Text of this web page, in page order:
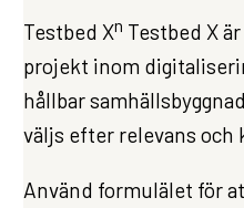
Testbed Xn Testbed X
projekt inom
hållbar
väljs efter relevans
Använd formulälet för